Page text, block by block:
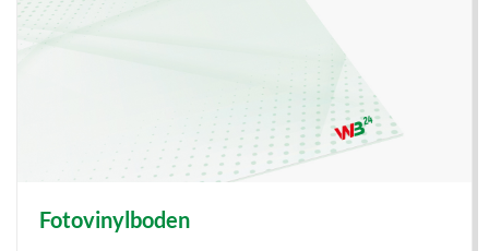
Fotovinylboden